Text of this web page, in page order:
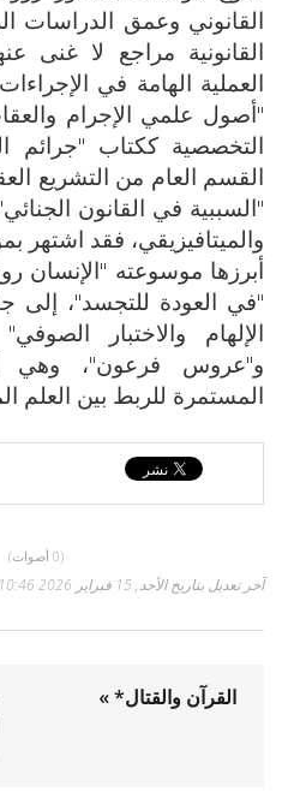
القانوني وعمق الدراسات
القانونية مراجع لا غنى
العملية الهامة في
"أصول علمي الإجرام
التخصصية ككتاب "جرائم
القسم العام من التشريع
"السببية في القانون
والميتافيزيقي، فقد اشتهر
أبرزها موسوعته "الإنسان
"في العودة للتجسد"،
الإلهام والاختبار
و"عروس فرعون"، وهي
المستمرة للربط بين العلم
(0 أصوات)
آخر تعديل بتاريخ الأحد, 15 فبراير 2026 10:46
القرآن والقتال* »